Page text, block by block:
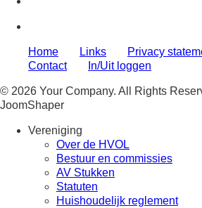
Home Links Privacy
Contact
In/Uit loggen
© 2026 Your Company. All Rights
JoomShaper
Vereniging
Over de HVOL
Bestuur en commissies
AV Stukken
Statuten
Huishoudelijk reglement